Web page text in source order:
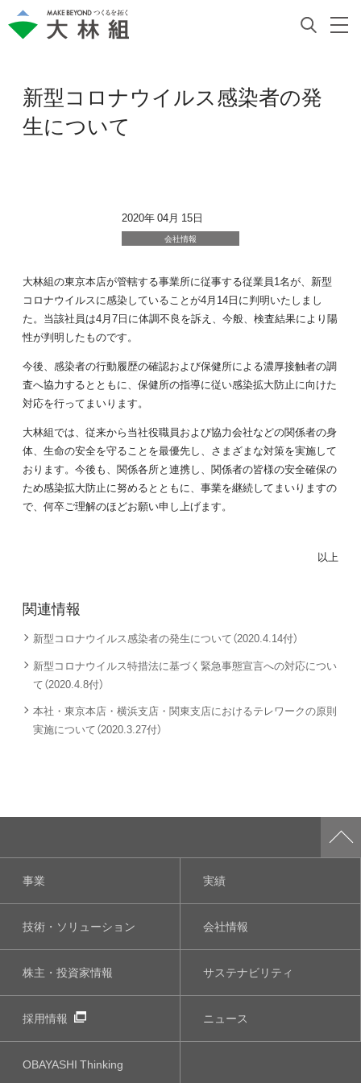
新型コロナウイルス感染者の発
生について
2020年 04月 15日
会社情報
大林組の東京本店が管轄する事業所に従事する従業員1名が、新型
コロナウイルスに感染していることが4月14日に判明いたしまし
た。当該社員は4月7日に体調不良を訴え、今般、検査結果により陽
性が判明したものです。
今後、感染者の行動履歴の確認および保健所による濃厚接触者の調
査へ協力するとともに、保健所の指導に従い感染拡大防止に向けた
対応を行ってまいります。
大林組では、従来から当社役職員および協力会社などの関係者の身
体、生命の安全を守ることを最優先し、さまざまな対策を実施して
おります。今後も、関係各所と連携し、関係者の皆様の安全確保の
ため感染拡大防止に努めるとともに、事業を継続してまいりますの
で、何卒ご理解のほどお願い申し上げます。
以上
関連情報
新型コロナウイルス感染者の発生について（2020.4.14付）
新型コロナウイルス特措法に基づく緊急事態宣言への対応につい
て（2020.4.8付）
本社・東京本店・横浜支店・関東支店におけるテレワークの原則
実施について（2020.3.27付）
事業 実績
技術・ソリューション 会社情報
株主・投資家情報 サステナビリティ
採用情報 ニュース
OBAYASHIThinking